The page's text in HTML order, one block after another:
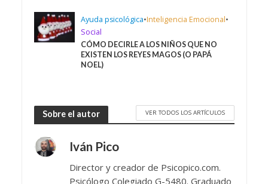
Ayuda psicológica•Inteligencia Emocional•
Social
CÓMO DECIRLE A LOS NIÑOS QUE NO
EXISTEN LOS REYES MAGOS (O PAPÁ
NOEL)
Sobre el autor VER TODOS LOS ARTÍCULOS
Iván Pico
Director y creador de Psicopico.com.
Psicólogo Colegiado G-5480. Graduado